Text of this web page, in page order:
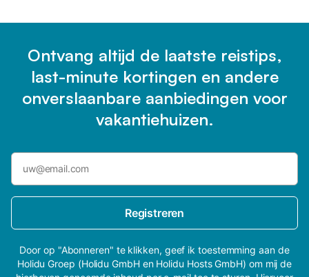
Ontvang altijd de laatste reistips,
last-minute kortingen en andere
onverslaanbare aanbiedingen voor
vakantiehuizen.
Registreren
Door op "Abonneren" te klikken, geef ik toestemming aan de
Holidu Groep (Holidu GmbH en Holidu Hosts GmbH) om mij de